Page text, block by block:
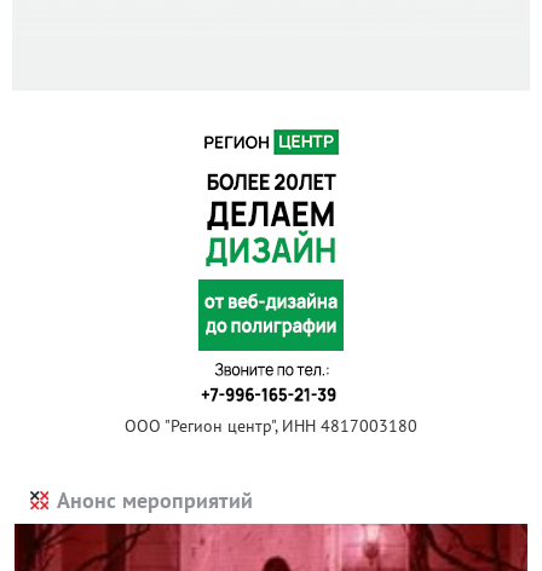
ООО "Регион центр", ИНН 4817003180
Анонс мероприятий